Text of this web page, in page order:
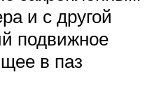
и с другой
подвижное
в паз